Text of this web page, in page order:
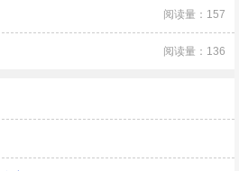
阅读量：157
阅读量：136